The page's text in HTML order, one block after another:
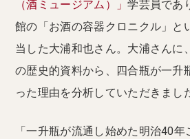
（酒ミュージアム）」学芸員であ
館の「お酒の容器クロニクル」と
当した大浦和也さん。大浦さんに
の歴史的資料から、四合瓶が一升
った理由を分析していただきまし
「一升瓶が流通し始めた明治40